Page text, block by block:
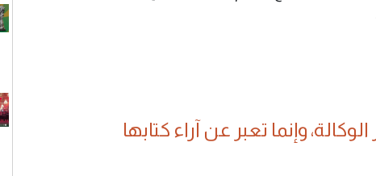
وإنما تعبر عن آراء كتابها